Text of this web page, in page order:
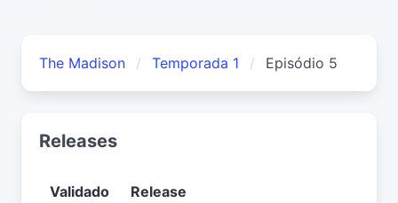
The Madison Temporada 1 Episódio 5
Releases
Validado Release